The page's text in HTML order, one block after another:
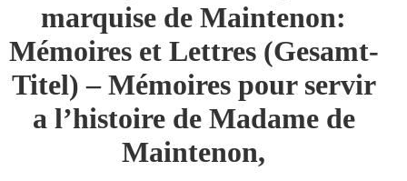
marquise de Maintenon:
Mémoires et Lettres (Gesamt-
Titel) – Mémoires pour servir
a l’histoire de Madame de
Maintenon,